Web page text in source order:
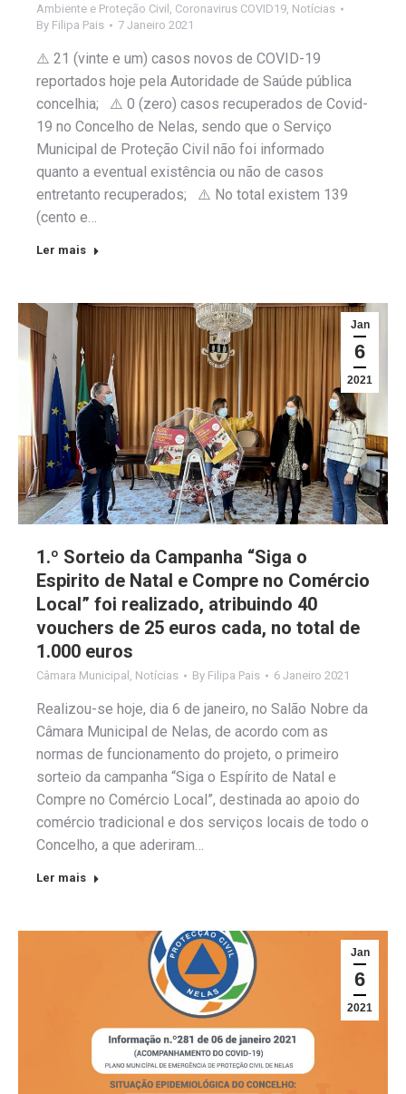
Ambiente e Proteção Civil Coronavirus COVID19 Notícias
By Filipa Pais 7 Janeiro 2021
⚠️ 21 (vinte e um) casos novos de COVID-19
reportados hoje pela Autoridade de Saúde pública
concelhia; ⚠️ 0 (zero) casos recuperados de Covid-
19 no Concelho de Nelas, sendo que o Serviço
Municipal de Proteção Civil não foi informado
quanto a eventual existência ou não de casos
entretanto recuperados; ⚠️ No total existem 139
(cento e…
Ler mais
Jan
6
2021
1.º Sorteio da Campanha “Siga o
Espirito de Natal e Compre no Comércio
Local” foi realizado, atribuindo 40
vouchers de 25 euros cada, no total de
1.000 euros
Câmara Municipal Notícias By Filipa Pais 6 Janeiro 2021
Realizou-se hoje, dia 6 de janeiro, no Salão Nobre da
Câmara Municipal de Nelas, de acordo com as
normas de funcionamento do projeto, o primeiro
sorteio da campanha “Siga o Espírito de Natal e
Compre no Comércio Local”, destinada ao apoio do
comércio tradicional e dos serviços locais de todo o
Concelho, a que aderiram…
Ler mais
Jan
6
2021